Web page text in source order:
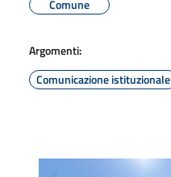
Comune
Argomenti:
Comunicazione istituzionale